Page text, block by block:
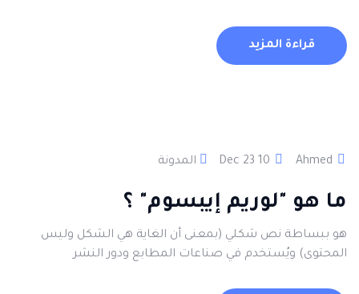
قراءة المزيد
المدونة
ما هو "لوريم إيبسوم" ؟
هو ببساطة نص شكلي (بمعنى أن الغاية هي الشكل وليس
المحتوى) ويُستخدم في صناعات المطابع ودور النشر